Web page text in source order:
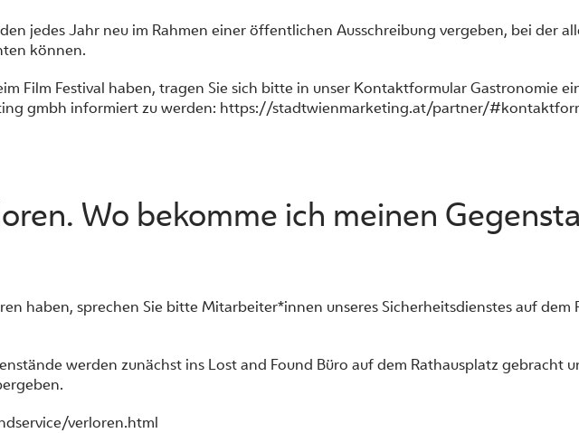
jedes Jahr neu im Rahmen einer öffentlichen Ausschreibung vergeben, bei der
können.
Film Festival haben, tragen Sie sich bitte in unser Kontaktformular Gastronomie
gmbh informiert zu werden: https://stadtwienmarketing.at/partner/
Wo bekomme ich meinen
haben, sprechen Sie bitte Mitarbeiter*innen unseres Sicherheitsdienstes auf dem
werden zunächst ins Lost and Found Büro auf dem Rathausplatz gebracht
verloren.html